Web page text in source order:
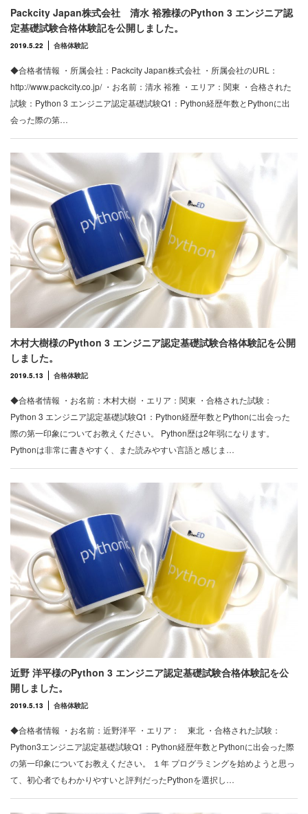
Packcity Japan株式会社 清水 裕雅様のPython 3 エンジニア認
定基礎試験合格体験記を公開しました。
2019.5.22 合格体験記
◆合格者情報 ・所属会社：Packcity Japan株式会社 ・所属会社のURL：
http://www.packcity.co.jp/ ・お名前：清水 裕雅 ・エリア：関東 ・合格された
試験：Python 3 エンジニア認定基礎試験Q1：Python経歴年数とPythonに出
会った際の第…
木村大樹様のPython 3 エンジニア認定基礎試験合格体験記を公開
しました。
2019.5.13 合格体験記
◆合格者情報 ・お名前：木村大樹 ・エリア：関東 ・合格された試験：
Python 3 エンジニア認定基礎試験Q1：Python経歴年数とPythonに出会った
際の第一印象についてお教えください。 Python歴は2年弱になります。
Pythonは非常に書きやすく、また読みやすい言語と感じま…
近野 洋平様のPython 3 エンジニア認定基礎試験合格体験記を公
開しました。
2019.5.13 合格体験記
◆合格者情報 ・お名前：近野洋平 ・エリア： 東北 ・合格された試験：
Python3エンジニア認定基礎試験Q1：Python経歴年数とPythonに出会った際
の第一印象についてお教えください。 １年 プログラミングを始めようと思っ
て、初心者でもわかりやすいと評判だったPythonを選択し…